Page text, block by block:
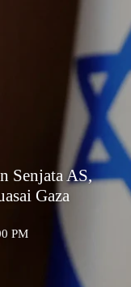
Senjata AS,
Gaza
PM